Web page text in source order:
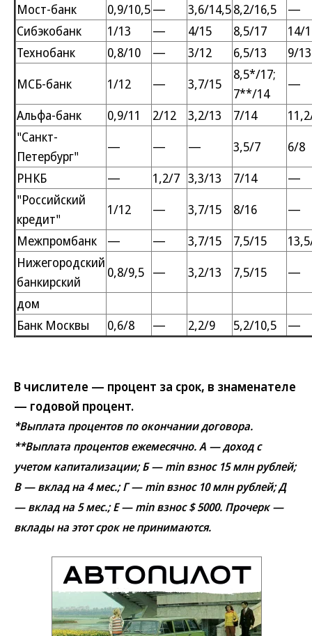
Мост-банк
0,9/10,5— 3,6/14,58,2/16,5
—
Сибэкобанк
1/13 — 4/15 8,5/17
14/
Технобанк
0,8/10 — 3/12 6,5/13
9/13
МСБ-банк
1/12 — 3,7/15
8,5*/17;
7**/14
—
Альфа-банк
0,9/11 2/12 3,2/13 7/14
"Санкт-
Петербург"
— — — 3,5/7
6/8
РНКБ
— 1,2/7 3,3/13 7/14
—
"Российский
кредит"
1/12 — 3,7/15 8/16
—
Межпромбанк
— — 3,7/15 7,5/15
Нижегородский
банкирский
0,8/9,5 — 3,2/13 7,5/15
—
дом
Банк Москвы
0,6/8 — 2,2/9 5,2/10,5 —
В числителе — процент за срок, в знаменателе
— годовой процент.
*Выплата процентов по окончании договора.
**Выплата процентов ежемесячно. А — доход с
учетом капитализации; Б — min взнос 15 млн рублей;
В — вклад на 4 мес.; Г — min взнос 10 млн рублей; Д
— вклад на 5 мес.; Е — min взнос $ 5000. Прочерк —
вклады на этот срок не принимаются.